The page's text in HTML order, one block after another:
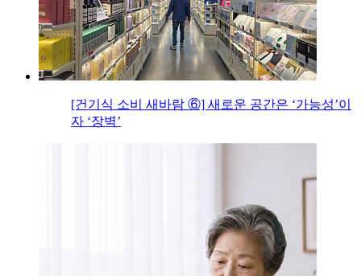
[건기식 소비 새바람 ⑥] 새로운 공간은 ‘가능성’이
자 ‘장벽’